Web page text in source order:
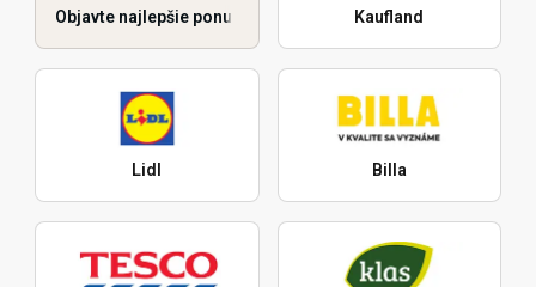
Objavte najlepšie ponuky Kaufland
Lidl Billa